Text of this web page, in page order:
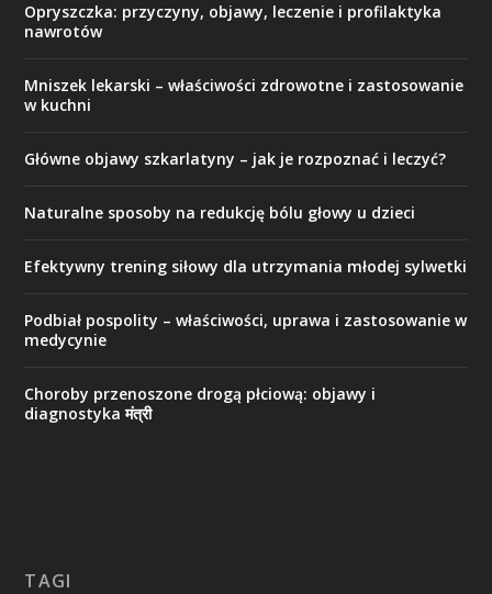
Opryszczka: przyczyny, objawy, leczenie i profilaktyka
nawrotów
Mniszek lekarski – właściwości zdrowotne i zastosowanie
w kuchni
Główne objawy szkarlatyny – jak je rozpoznać i leczyć?
Naturalne sposoby na redukcję bólu głowy u dzieci
Efektywny trening siłowy dla utrzymania młodej sylwetki
Podbiał pospolity – właściwości, uprawa i zastosowanie w
medycynie
Choroby przenoszone drogą płciową: objawy i
diagnostyka मंत्री
TAGI